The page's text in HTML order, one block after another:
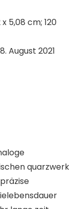
von Amazon.de seit ‏ : ‎ 28. August 2021
quarzwerk